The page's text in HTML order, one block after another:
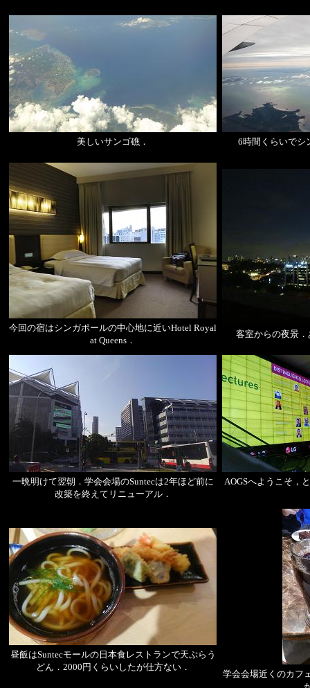
美しいサンゴ礁． 6時間くらいでシ
今回の宿はシンガポールの中心地に近いHotel Royal
at Queens．
客室からの夜景
一晩明けて翌朝．学会会場のSuntecは2年ほど前に
改築を終えてリニューアル．
AOGSへようこそ，
昼飯はSuntecモールの日本食レストランで天ぷらう
どん．2000円くらいしたが仕方ない．
学会会場近くのカフ